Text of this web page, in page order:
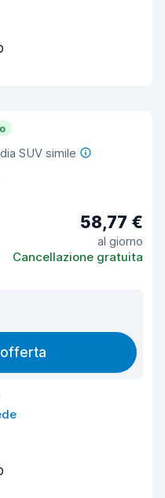
SUV simile
58,77 €
al giorno
Cancellazione gratuita
offerta